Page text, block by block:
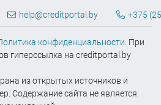
help@creditportal.by +375
конфиденциальности . При
гиперссылка на creditportal.by
из открытых источников и
Содержание сайта не является